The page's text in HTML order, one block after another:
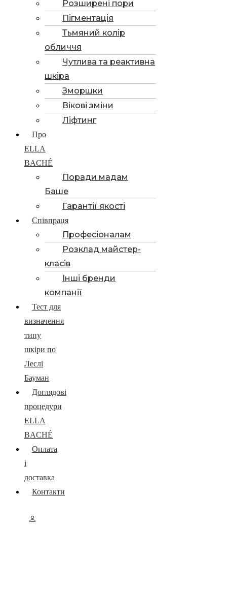
Розширені пори
Пігментація
Тьмяний колір
обличчя
Чутлива та реактивна
шкіра
Зморшки
Вікові зміни
Ліфтинг
Про
ELLA
BACHÉ
Поради мадам
Баше
Гарантії якості
Співпраця
Професіоналам
Розклад майстер-
класів
Інші бренди
компанії
Тест для
визначення
типу
шкіри по
Леслі
Бауман
Доглядові
процедури
ELLA
BACHÉ
Оплата
і
доставка
Контакти